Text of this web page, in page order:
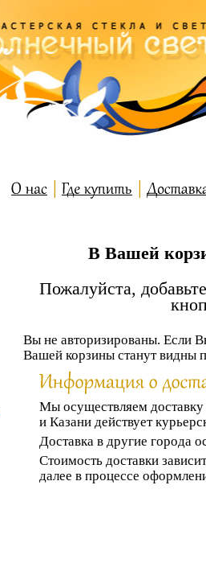
В Вашей
Пожалуйста,
Вы не авторизированы. Если
Вашей корзины станут видны
Мы осуществляем доставку
и Казани действует
Доставка в другие города
Стоимость доставки
далее в процессе